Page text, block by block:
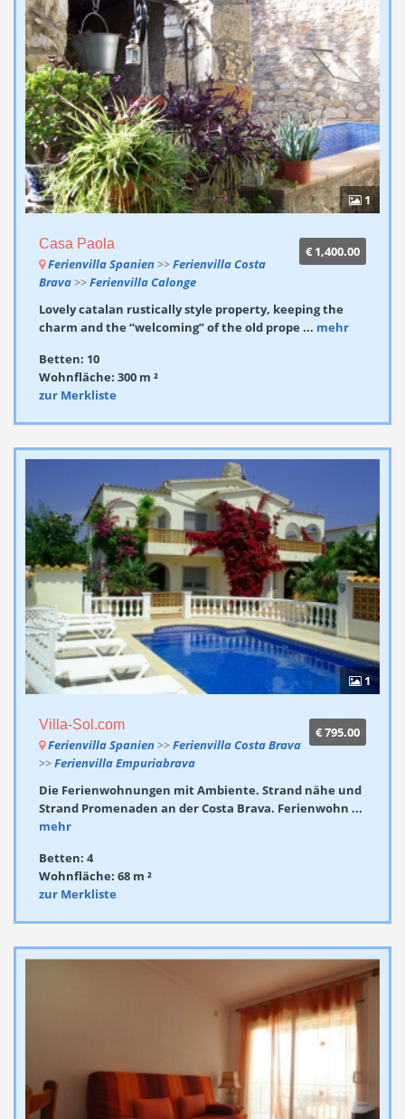
1
€ 1,400.00
Casa Paola
Ferienvilla Spanien >>Ferienvilla Costa
Brava>>Ferienvilla Calonge
Lovely catalan rustically style property, keeping the
charm and the “welcoming” of the old prope ... mehr
Betten: 10
Wohnfläche: 300 m ²
zur Merkliste
1
€ 795.00
Villa-Sol.com
Ferienvilla Spanien >>Ferienvilla Costa Brava
>>Ferienvilla Empuriabrava
Die Ferienwohnungen mit Ambiente. Strand nähe und
Strand Promenaden an der Costa Brava. Ferienwohn ...
mehr
Betten: 4
Wohnfläche: 68 m ²
zur Merkliste